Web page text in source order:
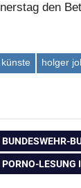
den
holger
NÄCHSTER
PORNO-LESUNG